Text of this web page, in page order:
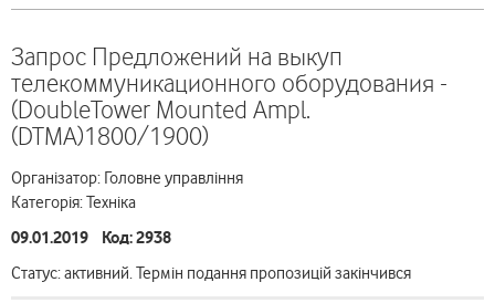
Запрос Предложений на выкуп
телекоммуникационного оборудования -
(DoubleTower Mounted Ampl.
(DTMA)1800/1900)
Організатор: Головне управління
Категорія: Техніка
09.01.2019 Код: 2938
Статус: активний. Термін подання пропозицій закінчився